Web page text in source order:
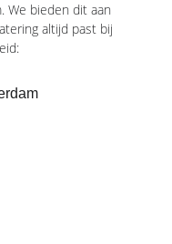
We bieden dit aan
altijd past bij